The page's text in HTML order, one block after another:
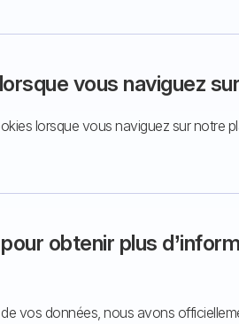
vous naviguez
lorsque vous naviguez sur notre
obtenir plus
vos données, nous avons